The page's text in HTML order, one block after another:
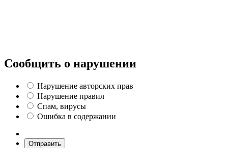
Сообщить о нарушении
Нарушение авторских прав
Нарушение правил
Спам, вирусы
Ошибка в содержании
Отправить